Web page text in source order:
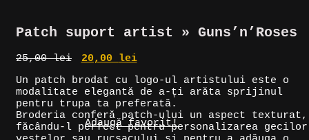
Patch suport artist » Guns’n’Roses
25,00lei
Prețul
a
fost:
25,00 lei.
20,00 lei
este:
20,00 lei.
Un patch brodat cu logo-ul artistului este o
modalitate elegantă de a-ți arăta sprijinul
pentru trupa ta preferată.
Broderia conferă patch-ului un aspect texturat,
făcându-l perfect pentru personalizarea
Adaugă favorit!